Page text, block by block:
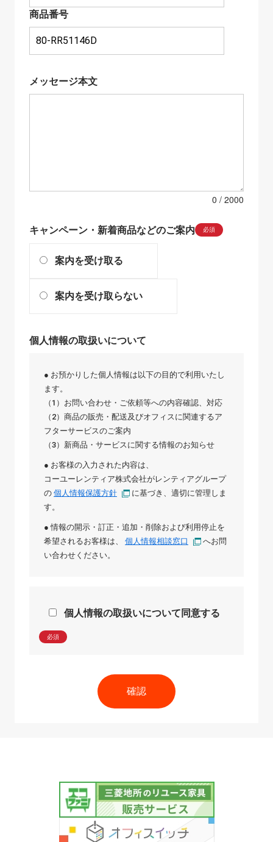
商品番号
メッセージ本文
0
キャンペーン・新着商品などのご案内 必須
案内を受け取る
案内を受け取らない
個人情報の取扱いについて
● お預かりした個人情報は以下の目的で利用いたし
ます。
（1）お問い合わせ・ご依頼等への内容確認、対応
（2）商品の販売・配送及びオフィスに関連するア
フターサービスのご案内
（3）新商品・サービスに関する情報のお知らせ
● お客様の入力された内容は、
コーユーレンティア株式会社がレンティアグループ
の 個人情報保護方針
に基づき、適切に管理しま
す。
● 情報の開示・訂正・追加・削除および利用停止を
希望されるお客様は、 個人情報相談窓口
へお問
い合わせください。
個人情報の取扱いについて同意する
必須